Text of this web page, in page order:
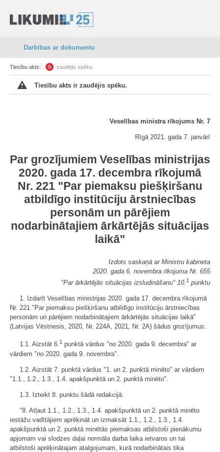
Darbības ar dokumentu
Tiesību akts: zaudējis spēku
Tiesību akts ir zaudējis spēku.
Veselības ministra rīkojums Nr. 7
Rīgā 2021. gada 7. janvārī
Par grozījumiem Veselības ministrijas
2020. gada 17. decembra rīkojumā
Nr. 221 "Par piemaksu piešķiršanu
atbildīgo institūciju ārstniecības
personām un pārējiem
nodarbinātajiem ārkārtējās situācijas
laikā"
Izdots saskaņā ar Ministru kabineta
2020. gada 6. novembra rīkojuma Nr. 655
"Par ārkārtējās situācijas izsludināšanu" 10. 1 punktu
1. Izdarīt Veselības ministrijas 2020. gada 17. decembra rīkojumā
Nr. 221 "Par piemaksu piešķiršanu atbildīgo institūciju ārstniecības
personām un pārējiem nodarbinātajiem ārkārtējās situācijas laikā"
(Latvijas Vēstnesis, 2020, Nr. 224A, 2021, Nr. 2A) šādus grozījumus:
1.1. Aizstāt 6.1 punktā vārdus "no 2020. gada 9. decembra" ar
vārdiem "no 2020. gada 9. novembra".
1.2. Aizstāt 7. punktā vārdus "1. un 2. punktā minēto" ar vārdiem
"1.1., 1.2., 1.3., 1.4. apakšpunktā un 2. punktā minēto".
1.3. Izteikt 8. punktu šādā redakcijā:
"8. Atļaut 1.1., 1.2., 1.3., 1.4. apakšpunktā un 2. punktā minēto
iestāžu vadītājiem aprēķināt un izmaksāt 1.1., 1.2., 1.3., 1.4.
apakšpunktā un 2. punktā minētās piemaksas atbilstoši pienākumu
apjomam vai slodzes daļai normāla darba laika ietvaros un tai
atbilstoši aprēķinātajam atalgojumam, kurā nodarbinātais tika